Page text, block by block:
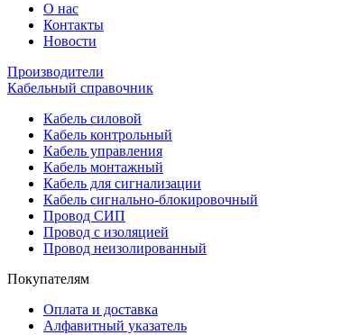
О нас
Контакты
Новости
Производители
Кабельный справочник
Кабель силовой
Кабель контрольный
Кабель управления
Кабель монтажный
Кабель для сигнализации
Кабель сигнально-блокировочный
Провод СИП
Провод с изоляцией
Провод неизолированный
Покупателям
Оплата и доставка
Алфавитный указатель